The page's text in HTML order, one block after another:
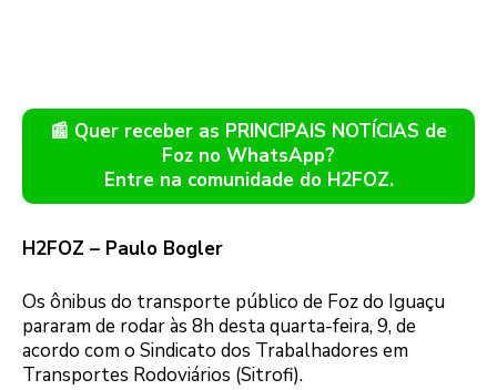
📰 Quer receber as PRINCIPAIS NOTÍCIAS de
Foz no WhatsApp?
Entre na comunidade do H2FOZ.
H2FOZ – Paulo Bogler
Os ônibus do transporte público de Foz do Iguaçu
pararam de rodar às 8h desta quarta-feira, 9, de
acordo com o Sindicato dos Trabalhadores em
Transportes Rodoviários (Sitrofi).